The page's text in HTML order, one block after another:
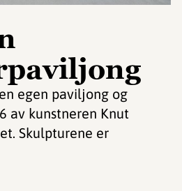
egen paviljong og
av kunstneren Knut
Skulpturene er